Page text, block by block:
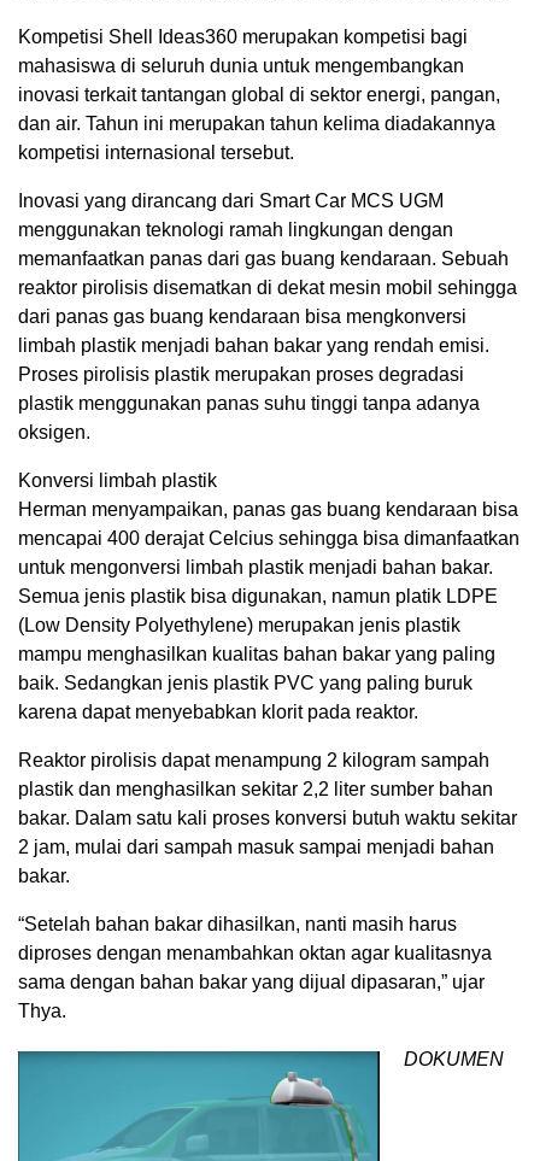
Kompetisi Shell Ideas360 merupakan kompetisi bagi
mahasiswa di seluruh dunia untuk mengembangkan
inovasi terkait tantangan global di sektor energi, pangan,
dan air. Tahun ini merupakan tahun kelima diadakannya
kompetisi internasional tersebut.
Inovasi yang dirancang dari Smart Car MCS UGM
menggunakan teknologi ramah lingkungan dengan
memanfaatkan panas dari gas buang kendaraan. Sebuah
reaktor pirolisis disematkan di dekat mesin mobil sehingga
dari panas gas buang kendaraan bisa mengkonversi
limbah plastik menjadi bahan bakar yang rendah emisi.
Proses pirolisis plastik merupakan proses degradasi
plastik menggunakan panas suhu tinggi tanpa adanya
oksigen.
Konversi limbah plastik
Herman menyampaikan, panas gas buang kendaraan bisa
mencapai 400 derajat Celcius sehingga bisa dimanfaatkan
untuk mengonversi limbah plastik menjadi bahan bakar.
Semua jenis plastik bisa digunakan, namun platik LDPE
(Low Density Polyethylene) merupakan jenis plastik
mampu menghasilkan kualitas bahan bakar yang paling
baik. Sedangkan jenis plastik PVC yang paling buruk
karena dapat menyebabkan klorit pada reaktor.
Reaktor pirolisis dapat menampung 2 kilogram sampah
plastik dan menghasilkan sekitar 2,2 liter sumber bahan
bakar. Dalam satu kali proses konversi butuh waktu sekitar
2 jam, mulai dari sampah masuk sampai menjadi bahan
bakar.
“Setelah bahan bakar dihasilkan, nanti masih harus
diproses dengan menambahkan oktan agar kualitasnya
sama dengan bahan bakar yang dijual dipasaran,” ujar
Thya.
DOKUMEN